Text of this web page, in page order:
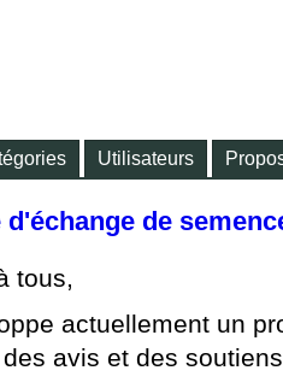
Utilisateurs
de
tous,
actuellement un
avis et des